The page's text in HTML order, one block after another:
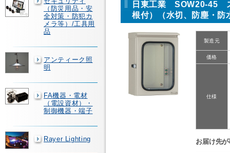
（防災用品・安
全対策・防犯カ
メラ等）/工具用
品
アンティーク照
明
FA機器・電材
（電設資材）・
制御機器・端子
Rayer Lighting
日東工業 SOW20-45
根付）（水切、防塵・防
製造元
価格
仕様
お届け先